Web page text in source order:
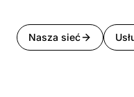
Nasza sieć